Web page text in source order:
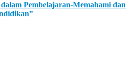
Pembelajaran-Memahami dan